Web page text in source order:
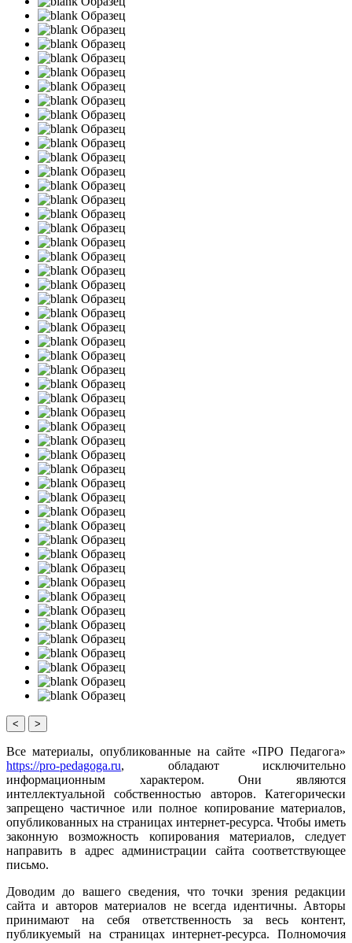
Образец
Образец
Образец
Образец
Образец
Образец
Образец
Образец
Образец
Образец
Образец
Образец
Образец
Образец
Образец
Образец
Образец
Образец
Образец
Образец
Образец
Образец
Образец
Образец
Образец
Образец
Образец
Образец
Образец
Образец
Образец
Образец
Образец
Образец
Образец
Образец
Образец
Образец
Образец
Образец
Образец
Образец
Образец
Образец
Образец
Образец
Образец
Образец
Образец
< >
Все материалы, опубликованные на сайте «ПРО Педагога»
https://pro-pedagoga.ru, обладают исключительно
информационным характером. Они являются
интеллектуальной собственностью авторов. Категорически
запрещено частичное или полное копирование материалов,
опубликованных на страницах интернет-ресурса. Чтобы иметь
законную возможность копирования материалов, следует
направить в адрес администрации сайта соответствующее
письмо.
Доводим до вашего сведения, что точки зрения редакции
сайта и авторов материалов не всегда идентичны. Авторы
принимают на себя ответственность за весь контент,
публикуемый на страницах интернет-ресурса. Полномочия